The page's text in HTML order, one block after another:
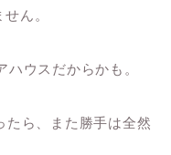
ん。
ウスだからかも。
たら、また勝手は全然